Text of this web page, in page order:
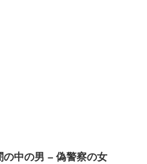
ンビン❤️ソンイェジン / エンジョイ❕
び！？「黒騎士～永遠の約束～」メイ
の熱愛彼氏はあの大物俳優
ンディング
の中の男 – 偽警察の女